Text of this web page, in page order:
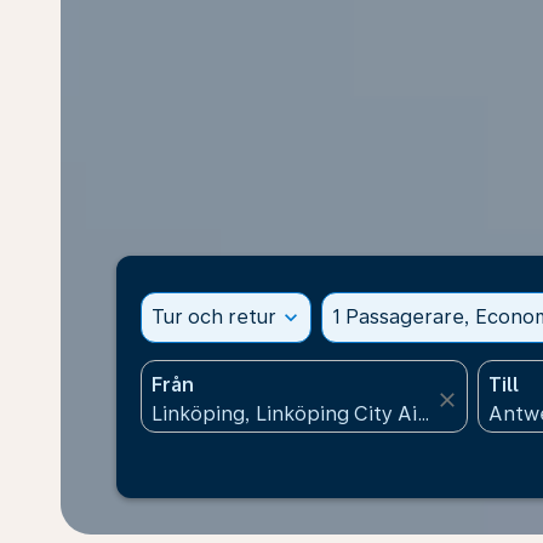
Tur och retur expand_more 1 Passagerare,
Från
close
Till